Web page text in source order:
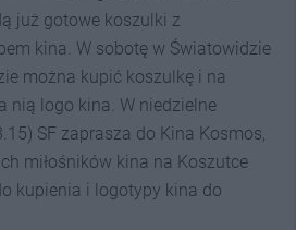
już gotowe koszulki z
kina. W sobotę w Światowidzie
można kupić koszulkę i na
nią logo kina. W niedzielne
SF zaprasza do Kina Kosmos,
miłośników kina na Koszutce
kupienia i logotypy kina do